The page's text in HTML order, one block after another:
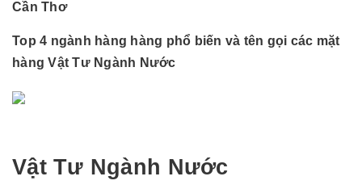
Cần Thơ
Top 4 ngành hàng hàng phổ biến và tên gọi các mặt
hàng Vật Tư Ngành Nước
Vật Tư Ngành Nước